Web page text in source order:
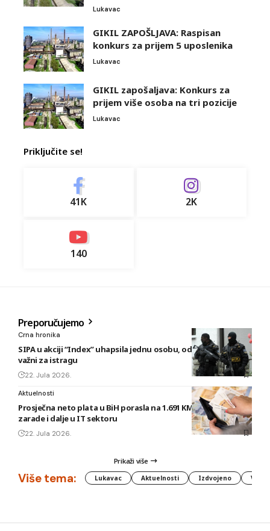
Lukavac
GIKIL ZAPOŠLJAVA: Raspisan
konkurs za prijem 5 uposlenika
Lukavac
GIKIL zapošaljava: Konkurs za
prijem više osoba na tri pozicije
Lukavac
Priključite se!
41K 2K
140
Preporučujemo
Crna hronika
SIPA u akciji “Index” uhapsila jednu osobu, oduzeti predmeti
važni za istragu
22. Jula 2026.
Aktuelnosti
Prosječna neto plata u BiH porasla na 1.691 KM, najveće
zarade i dalje u IT sektoru
22. Jula 2026.
Prikaži više
Više tema: Lukavac Aktuelnosti Izdvojeno